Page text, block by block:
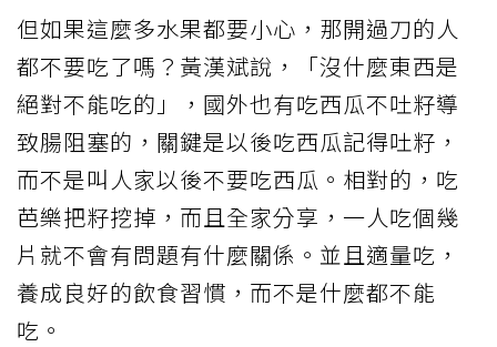
但如果這麼多水果都要小心，那開過刀的人
都不要吃了嗎？黃漢斌說，「沒什麼東西是
絕對不能吃的」，國外也有吃西瓜不吐籽導
致腸阻塞的，關鍵是以後吃西瓜記得吐籽，
而不是叫人家以後不要吃西瓜。相對的，吃
芭樂把籽挖掉，而且全家分享，一人吃個幾
片就不會有問題有什麼關係。並且適量吃，
養成良好的飲食習慣，而不是什麼都不能
吃。